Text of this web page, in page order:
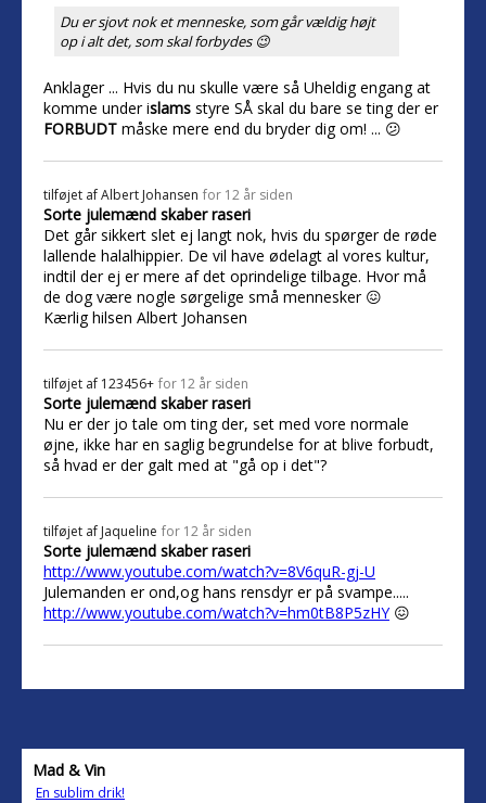
Du er sjovt nok et menneske, som går vældig højt
op i alt det, som skal forbydes 😉
Anklager ... Hvis du nu skulle være så Uheldig engang at
komme under islams styre SÅ skal du bare se ting der er
FORBUDT måske mere end du bryder dig om! ... 😕
tilføjet afAlbert Johansen for 12 år siden
Sorte julemænd skaber raseri
Det går sikkert slet ej langt nok, hvis du spørger de røde
lallende halalhippier. De vil have ødelagt al vores kultur,
indtil der ej er mere af det oprindelige tilbage. Hvor må
de dog være nogle sørgelige små mennesker 😖
Kærlig hilsen Albert Johansen
tilføjet af 123456+ for 12 år siden
Sorte julemænd skaber raseri
Nu er der jo tale om ting der, set med vore normale
øjne, ikke har en saglig begrundelse for at blive forbudt,
så hvad er der galt med at "gå op i det"?
tilføjet af Jaqueline for 12 år siden
Sorte julemænd skaber raseri
http://www.youtube.com/watch?v=8V6quR-gj-U
Julemanden er ond,og hans rensdyr er på svampe.....
http://www.youtube.com/watch?v=hm0tB8P5zHY😖
Mad & Vin
En sublim drik!